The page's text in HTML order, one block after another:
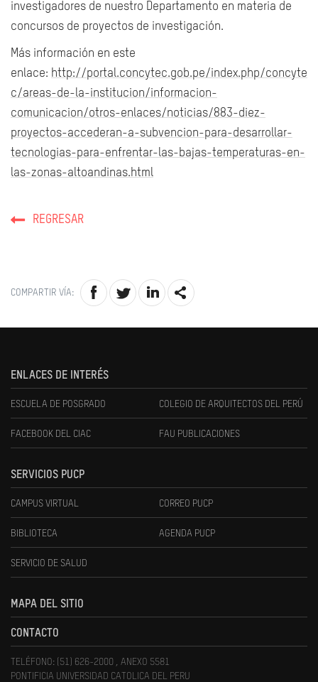
investigadores de nuestro Departamento en materia de
concursos de proyectos de investigación.
Más información en este
enlace: http://portal.concytec.gob.pe/index.php/concyte
c/areas-de-la-institucion/informacion-
comunicacion/otros-enlaces/noticias/883-diez-
proyectos-accederan-a-subvencion-para-desarrollar-
tecnologias-para-enfrentar-las-bajas-temperaturas-en-
las-zonas-altoandinas.html
REGRESAR
COMPARTIR VÍA:
ENLACES DE INTERÉS
ESCUELA DE POSGRADO COLEGIO DE ARQUITECTOS DEL PERÚ
FACEBOOK DEL CIAC FAU PUBLICACIONES
SERVICIOS PUCP
CAMPUS VIRTUAL CORREO PUCP
BIBLIOTECA AGENDA PUCP
SERVICIO DE SALUD
MAPA DEL SITIO
CONTACTO
TELÉFONO: (51) 626-2000 , ANEXO 5581
PONTIFICIA UNIVERSIDAD CATOLICA DEL PERU